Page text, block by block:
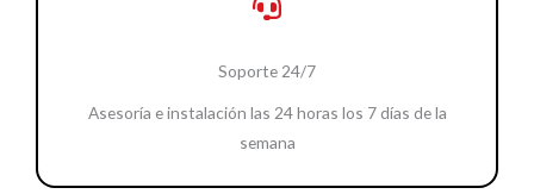
Soporte 24/7
Asesoría e instalación las 24 horas los 7 días de la
semana